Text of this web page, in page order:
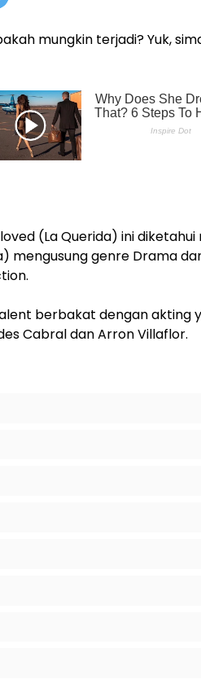
mungkin terjadi? Yuk,
(La Querida) ini diketahui
mengusung genre Drama
berbakat dengan akting
Cabral dan Arron Villaflor.